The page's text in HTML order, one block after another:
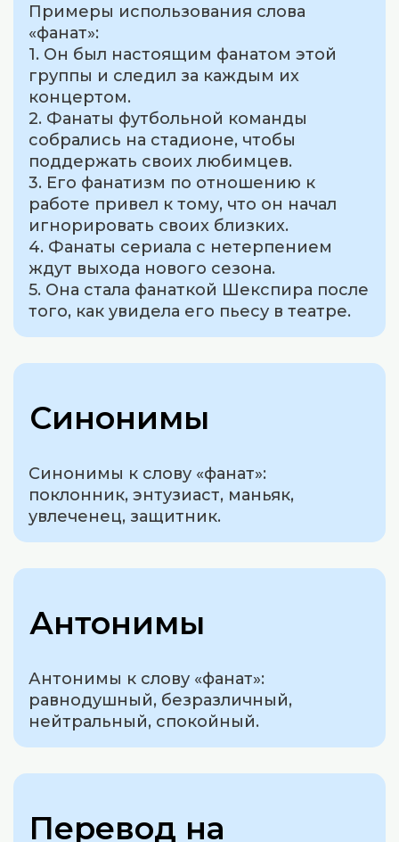
Примеры использования слова
«фанат»:
1. Он был настоящим фанатом этой
группы и следил за каждым их
концертом.
2. Фанаты футбольной команды
собрались на стадионе, чтобы
поддержать своих любимцев.
3. Его фанатизм по отношению к
работе привел к тому, что он начал
игнорировать своих близких.
4. Фанаты сериала с нетерпением
ждут выхода нового сезона.
5. Она стала фанаткой Шекспира после
того, как увидела его пьесу в театре.
Синонимы
Синонимы к слову «фанат»:
поклонник, энтузиаст, маньяк,
увлеченец, защитник.
Антонимы
Антонимы к слову «фанат»:
равнодушный, безразличный,
нейтральный, спокойный.
Перевод на